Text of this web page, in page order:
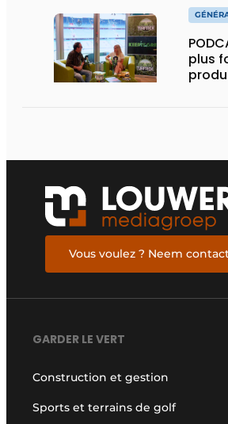
plus
Vous voulez ? Neem
GARDER LE VERT
Construction et gestion
Sports et terrains de golf